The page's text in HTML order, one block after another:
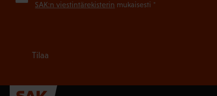
SAK:n viestintärekisterin mukaisesti *
Tilaa